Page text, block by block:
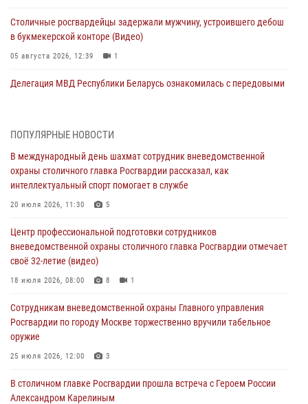
Столичные росгвардейцы задержали мужчину, устроившего дебош
в букмекерской конторе (Видео)
05 августа 2026, 12:39 1
Делегация МВД Республики Беларусь ознакомилась с передовыми
управления Росгвардии по городу Москве заняли первое место в
чемпионате столичного главка ведомства по самбо и боевому
самбо (ВИДЕО)
04 августа 2026, 14:00
В Москве росгвардейцы задержали подозреваемого в нападении
на охранника торгового центра (видео)
04 августа 2026, 08:00
находящегося в федеральном розыске (видео)
03 августа 2026, 12:00
Московские росгвардейцы пришли на помощь семье, у которой
ПОПУЛЯРНЫЕ НОВОСТИ
В международный день шахмат сотрудник вневедомственной
охраны столичного главка Росгвардии рассказал, как
интеллектуальный спорт помогает в службе
20 июля 2026, 11:30 5
Центр профессиональной подготовки сотрудников
вневедомственной охраны столичного главка Росгвардии отмечает
своё 32-летие (видео)
18 июля 2026, 08:00 8 1
Сотрудникам вневедомственной охраны Главного управления
Росгвардии по городу Москве торжественно вручили табельное
оружие
25 июля 2026, 12:00 3
В столичном главке Росгвардии прошла встреча с Героем России
Александром Карелиным